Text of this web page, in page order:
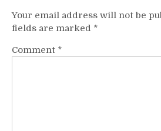
Your email address will not be
fields are marked *
Comment *